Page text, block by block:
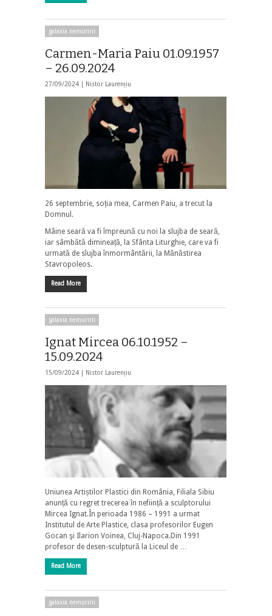
galaxia nemuririi
Carmen-Maria Paiu 01.09.1957
– 26.09.2024
27/09/2024 | Nistor Laurențiu
26 septembrie, soția mea, Carmen Paiu, a trecut la
Domnul.
Mâine seară va fi împreună cu noi la slujba de seară,
iar sâmbătă dimineață, la Sfânta Liturghie, care va fi
urmată de slujba înmormântării, la Mănăstirea
Stavropoleos.
Read More
galaxia nemuririi
Ignat Mircea 06.10.1952 –
15.09.2024
15/09/2024 | Nistor Laurențiu
Uniunea Artiștilor Plastici din România, Filiala Sibiu
anunță cu regret trecerea în neființă a sculptorului
Mircea Ignat.În perioada 1986 – 1991 a urmat
Institutul de Arte Plastice, clasa profesorilor Eugen
Gocan şi Ilarion Voinea, Cluj-Napoca.Din 1991
profesor de desen-sculptură la Liceul de …
Read More
galaxia nemuririi